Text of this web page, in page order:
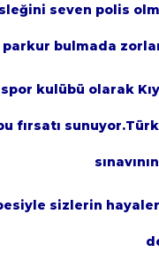
seven polis
parkur bulmada
spor kulübü olarak
fırsatı
sizlerin